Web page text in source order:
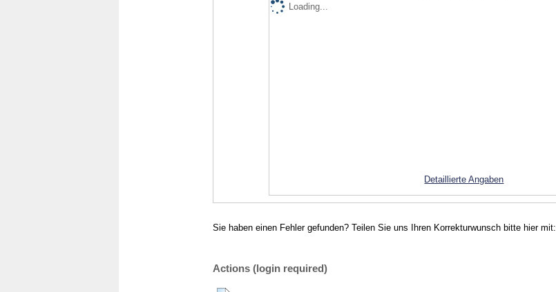
Loading...
Detaillierte Angaben
Sie haben einen Fehler gefunden? Teilen Sie uns Ihren Korrekturwunsch bitte hier mit:
Actions (login required)